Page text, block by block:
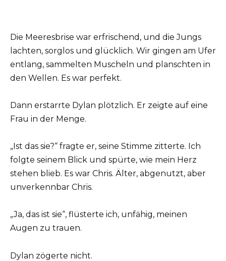
Die Meeresbrise war erfrischend, und die Jungs
lachten, sorglos und glücklich. Wir gingen am Ufer
entlang, sammelten Muscheln und planschten in
den Wellen. Es war perfekt.
Dann erstarrte Dylan plötzlich. Er zeigte auf eine
Frau in der Menge.
„Ist das sie?“ fragte er, seine Stimme zitterte. Ich
folgte seinem Blick und spürte, wie mein Herz
stehen blieb. Es war Chris. Älter, abgenutzt, aber
unverkennbar Chris.
„Ja, das ist sie“, flüsterte ich, unfähig, meinen
Augen zu trauen.
Dylan zögerte nicht.